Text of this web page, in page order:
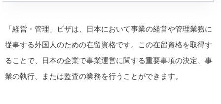
「経営・管理」ビザは、日本において事業の経営や管理業務に
従事する外国人のための在留資格です。この在留資格を取得す
ることで、日本の企業で事業運営に関する重要事項の決定、事
業の執行、または監査の業務を行うことができます。